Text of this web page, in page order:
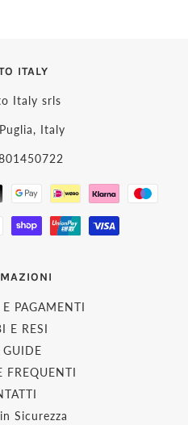
ITALY
Italy srls
Italy
PAGAMENTI
E RESI
GUIDE
FREQUENTI
Sicurezza